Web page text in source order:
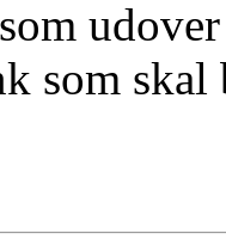
som skal